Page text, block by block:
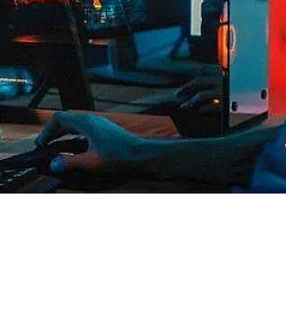
探寻法师武器之道